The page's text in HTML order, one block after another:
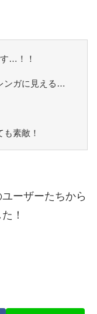
…！！
ンガに見える…
素敵！
ーザーたちから
！